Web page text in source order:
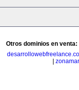
Otros dominios en venta: